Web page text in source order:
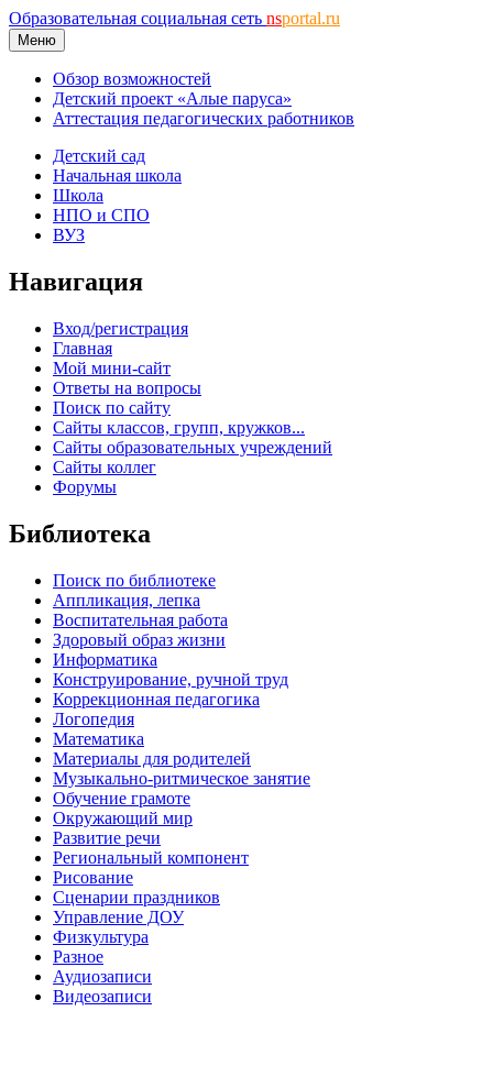
Образовательная социальная сеть nsportal.ru
Меню
Обзор возможностей
Детский проект «Алые паруса»
Аттестация педагогических работников
Детский сад
Начальная школа
Школа
НПО и СПО
ВУЗ
Навигация
Вход/регистрация
Главная
Мой мини-сайт
Ответы на вопросы
Поиск по сайту
Сайты классов, групп, кружков...
Сайты образовательных учреждений
Сайты коллег
Форумы
Библиотека
Поиск по библиотеке
Аппликация, лепка
Воспитательная работа
Здоровый образ жизни
Информатика
Конструирование, ручной труд
Коррекционная педагогика
Логопедия
Математика
Материалы для родителей
Музыкально-ритмическое занятие
Обучение грамоте
Окружающий мир
Развитие речи
Региональный компонент
Рисование
Сценарии праздников
Управление ДОУ
Физкультура
Разное
Аудиозаписи
Видеозаписи